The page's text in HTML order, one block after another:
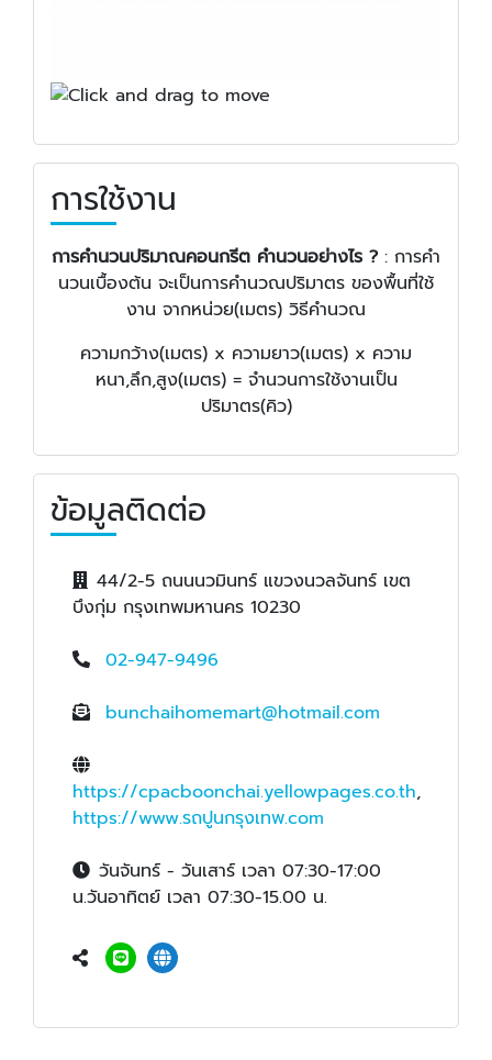
การใช้งาน
การคำนวนปริมาณคอนกรีต คำนวนอย่างไร ? : การคำ
นวนเบื้องต้น จะเป็นการคำนวณปริมาตร ของพื้นที่ใช้
งาน จากหน่วย(เมตร) วิธีคำนวณ
ความกว้าง(เมตร) x ความยาว(เมตร) x ความ
หนา,ลึก,สูง(เมตร) = จำนวนการใช้งานเป็น
ปริมาตร(คิว)
ข้อมูลติดต่อ
44/2-5 ถนนนวมินทร์ แขวงนวลจันทร์ เขต
บึงกุ่ม กรุงเทพมหานคร 10230
02-947-9496
bunchaihomemart@hotmail.com
https://cpacboonchai.yellowpages.co.th,
https://www.รถปูนกรุงเทพ.com
วันจันทร์ - วันเสาร์ เวลา 07:30-17:00
น.วันอาทิตย์ เวลา 07:30-15.00 น.